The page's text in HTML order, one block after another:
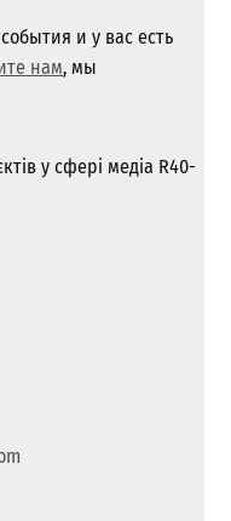
и у вас есть
нам, мы
у сфері медіа R40-